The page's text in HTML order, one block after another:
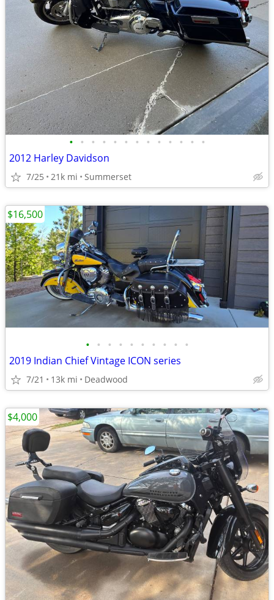
• • • • • • • • • • • • •
2012 Harley Davidson
7/25 21k mi Summerset
• • • • • • • • • •
2019 Indian Chief Vintage ICON series
7/21 13k mi Deadwood
$16,500
$4,000